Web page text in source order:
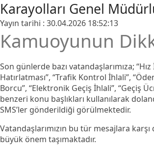
Karayolları Genel
Yayın tarihi : 30.04.2026 18:52:13
Kamuoyunun
Son günlerde bazı vatandaşlarımıza;
Hatırlatması”, “Trafik Kontrol İhlali”,
Borcu”, “Elektronik Geçiş İhlali”, “Geçiş
benzeri konu başlıkları kullanılarak
SMS’ler gönderildiği görülmektedir.
Vatandaşlarımızın bu tür mesajlara
büyük önem taşımaktadır.